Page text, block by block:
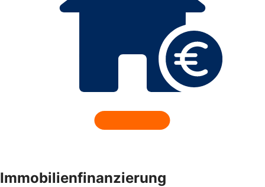
Immobilienfinanzierung